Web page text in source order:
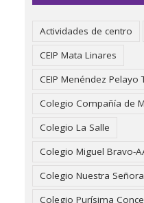
Actividades de centro
CEIP Mata Linares
CEIP Menéndez Pelayo
Colegio Compañía de
Colegio La Salle
Colegio Miguel Bravo-
Colegio Nuestra
Colegio Purísima